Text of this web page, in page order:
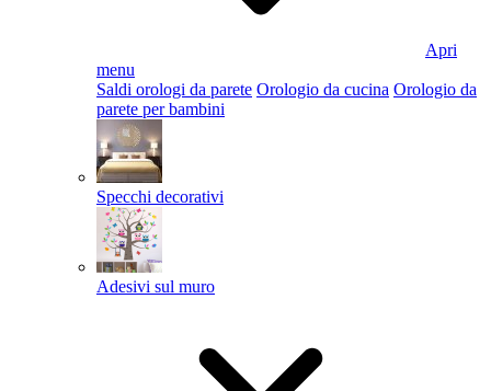
Apri
menu
Saldi orologi da parete Orologio da cucina Orologio da
parete per bambini
Specchi decorativi
Adesivi sul muro